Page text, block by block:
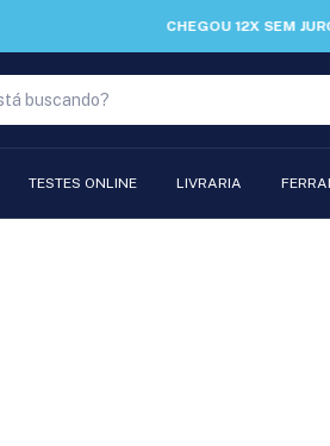
CHEGOU 12X SEM JUROS PARA VOCÊ NÃO
TESTES ONLINE LIVRARIA